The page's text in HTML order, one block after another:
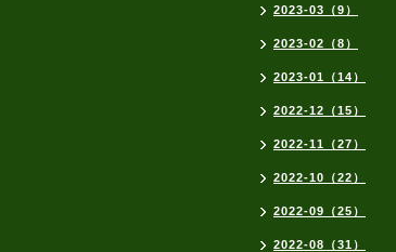
2023-03（9）
2023-02（8）
2023-01（14）
2022-12（15）
2022-11（27）
2022-10（22）
2022-09（25）
2022-08（31）